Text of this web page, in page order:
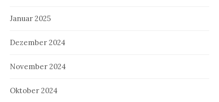
Januar 2025
Dezember 2024
November 2024
Oktober 2024